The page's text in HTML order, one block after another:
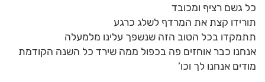
כל גשם רציף ומכובד
תורידו קצת את המרדף לשלג כרגע
תתמקדו בכל הטוב הזה שנשפך עלינו מלמעלה
אנחנו כבר אוחזים פה בכפול ממה שירד כל השנה הקודמת
מודים אנחנו לך וכו’